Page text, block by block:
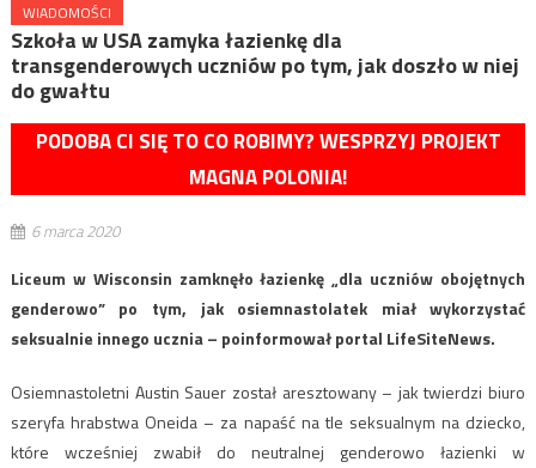
WIADOMOŚCI
Szkoła w USA zamyka łazienkę dla
transgenderowych uczniów po tym, jak doszło w niej
do gwałtu
PODOBA CI SIĘ TO CO ROBIMY? WESPRZYJ PROJEKT
MAGNA POLONIA!
6 marca 2020
Liceum w Wisconsin zamknęło łazienkę „dla uczniów obojętnych
genderowo” po tym, jak osiemnastolatek miał wykorzystać
seksualnie innego ucznia – poinformował portal LifeSiteNews.
Osiemnastoletni Austin Sauer został aresztowany – jak twierdzi biuro
szeryfa hrabstwa Oneida – za napaść na tle seksualnym na dziecko,
które wcześniej zwabił do neutralnej genderowo łazienki w